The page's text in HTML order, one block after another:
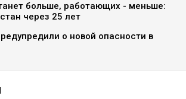
больше, работающих - меньше:
через 25 лет
о новой опасности в